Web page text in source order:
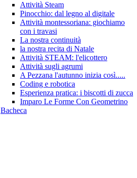
Attività Steam
Pinocchio: dal legno al digitale
Attività montessoriana: giochiamo
con i travasi
La nostra continuità
la nostra recita di Natale
Attività STEAM: l'elicottero
Attività sugli agrumi
A Pezzana l'autunno inizia così.....
Coding e robotica
Esperienza pratica: i biscotti di zucca
Imparo Le Forme Con Geometrino
Bacheca